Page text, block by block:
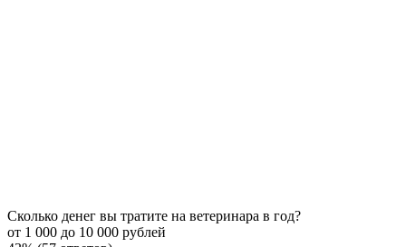
Сколько денег вы тратите на ветеринара в год?
от 1 000 до 10 000 рублей